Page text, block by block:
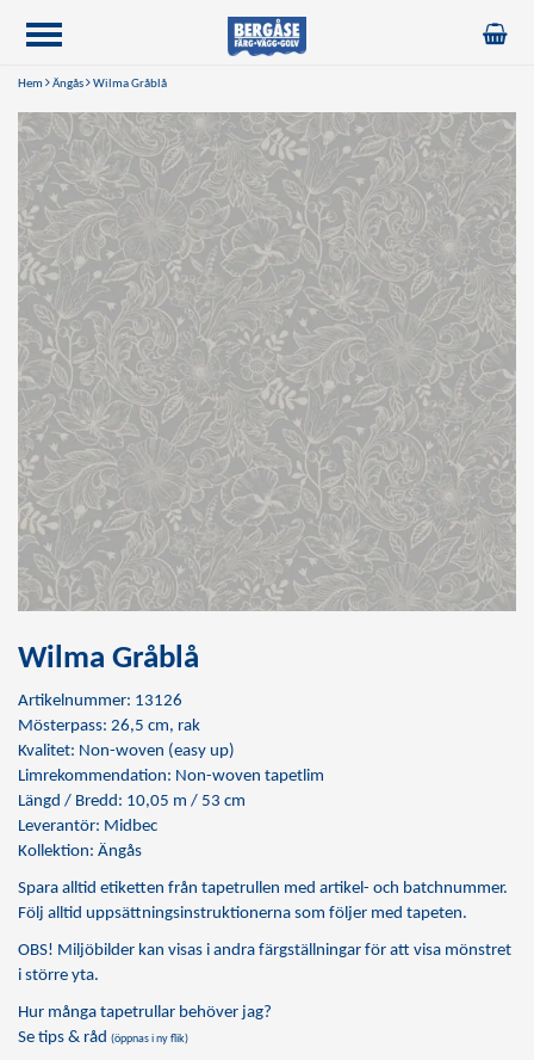
Hem Ängås Wilma Gråblå
Wilma Gråblå
Artikelnummer: 13126
Mösterpass: 26,5 cm, rak
Kvalitet: Non-woven (easy up)
Limrekommendation: Non-woven tapetlim
Längd / Bredd: 10,05 m / 53 cm
Leverantör: Midbec
Kollektion: Ängås
Spara alltid etiketten från tapetrullen med artikel- och batchnummer.
Följ alltid uppsättningsinstruktionerna som följer med tapeten.
OBS! Miljöbilder kan visas i andra färgställningar för att visa mönstret
i större yta.
Hur många tapetrullar behöver jag?
Se tips & råd (öppnas i ny flik)